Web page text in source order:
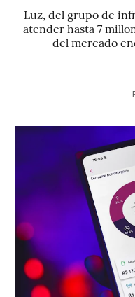
Luz, del grupo de
atender hasta 7
del mercado